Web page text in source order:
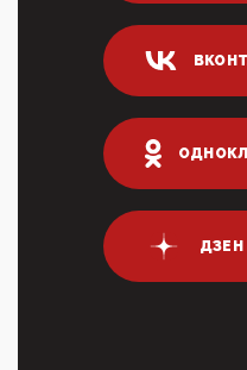
04:47, 10 Апреля 2026
ИНН для переводов по
логических
переводах по ...
03:35, 10 Апреля 2026
Суммарное
крупных банках по
03:01, 10 Апреля 2026
Террорист и убийца
что союзники просили
ДЗЕН